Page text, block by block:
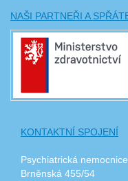
NAŠI PARTNEŘI A
KONTAKTNÍ SPOJENÍ
Psychiatrická
Brněnská 455/54